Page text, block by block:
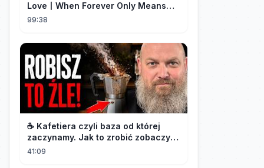
Love丨When Forever Only Means
Five Years (DUBBED)#drama
99:38
☕️ Kafetiera czyli baza od której
zaczynamy. Jak to zrobić zobaczysz
w tym materiale.🫡
41:09